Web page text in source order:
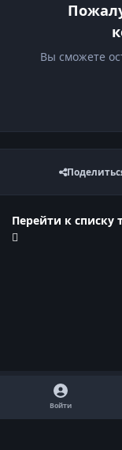
Вы сможете
Перейти к списку
Обратная связь
Войти